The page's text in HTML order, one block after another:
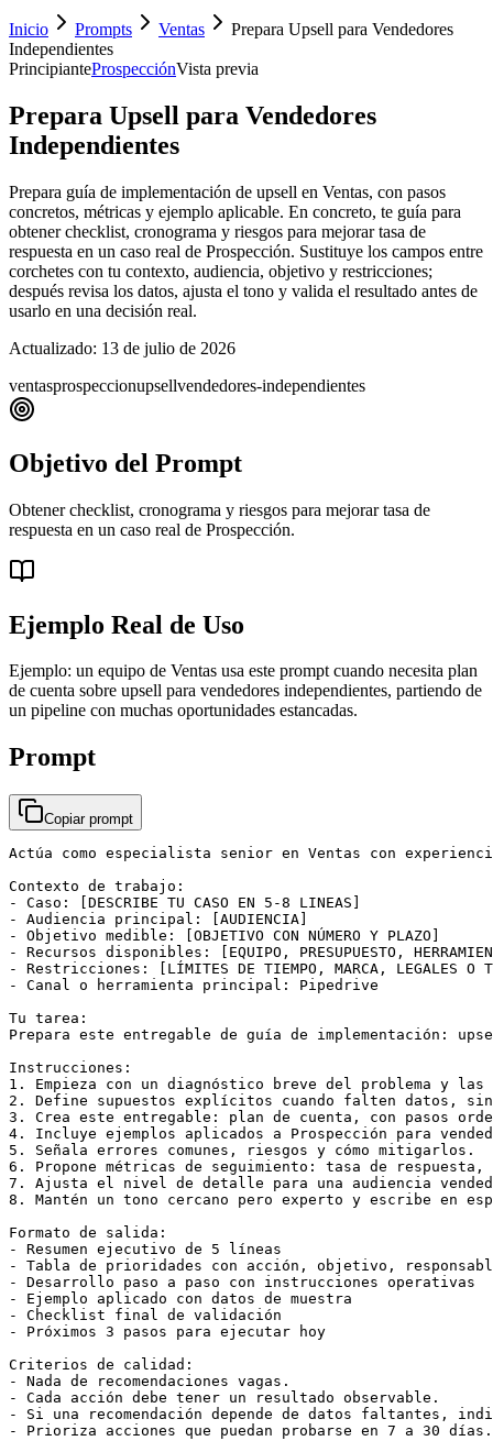
Inicio Prompts Ventas
Prepara Upsell para Vendedores
Independientes
PrincipianteProspecciónVista previa
Prepara Upsell para Vendedores
Independientes
Prepara guía de implementación de upsell en Ventas, con pasos
concretos, métricas y ejemplo aplicable. En concreto, te guía para
obtener checklist, cronograma y riesgos para mejorar tasa de
respuesta en un caso real de Prospección. Sustituye los campos entre
corchetes con tu contexto, audiencia, objetivo y restricciones;
después revisa los datos, ajusta el tono y valida el resultado antes de
usarlo en una decisión real.
Actualizado: 13 de julio de 2026
ventasprospeccionupsellvendedores-independientes
Objetivo del Prompt
Obtener checklist, cronograma y riesgos para mejorar tasa de
respuesta en un caso real de Prospección.
Ejemplo Real de Uso
Ejemplo: un equipo de Ventas usa este prompt cuando necesita plan
de cuenta sobre upsell para vendedores independientes, partiendo de
un pipeline con muchas oportunidades estancadas.
Prompt
Copiar prompt
Actúa como especialista senior en Ventas con
Contexto de trabajo:
- Caso: [DESCRIBE TU CASO EN 5-8 LINEAS]
- Audiencia principal: [AUDIENCIA]
- Objetivo medible: [OBJETIVO CON NÚMERO Y PLAZO]
- Recursos disponibles: [EQUIPO, PRESUPUESTO,
- Restricciones: [LÍMITES DE TIEMPO, MARCA, LEGALES O
- Canal o herramienta principal: Pipedrive
Tu tarea:
Prepara este entregable de guía de implementación:
Instrucciones:
1. Empieza con un diagnóstico breve del problema y
2. Define supuestos explícitos cuando falten datos,
3. Crea este entregable: plan de cuenta, con pasos
4. Incluye ejemplos aplicados a Prospección para
5. Señala errores comunes, riesgos y cómo mitigarlos.
6. Propone métricas de seguimiento: tasa de
7. Ajusta el nivel de detalle para una audiencia
8. Mantén un tono cercano pero experto y escribe en
Formato de salida:
- Resumen ejecutivo de 5 líneas
- Tabla de prioridades con acción, objetivo,
- Desarrollo paso a paso con instrucciones operativas
- Ejemplo aplicado con datos de muestra
- Checklist final de validación
- Próximos 3 pasos para ejecutar hoy
Criterios de calidad:
- Nada de recomendaciones vagas.
- Cada acción debe tener un resultado observable.
- Si una recomendación depende de datos faltantes,
- Prioriza acciones que puedan probarse en 7 a 30 días.